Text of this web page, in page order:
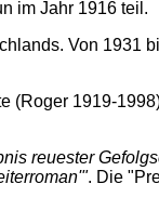
im Jahr 1916 teil.
Von 1931
(Roger 1919-
reuester
. Die